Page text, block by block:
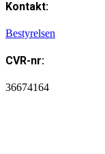
Kontakt:
Bestyrelsen
CVR-nr:
36674164